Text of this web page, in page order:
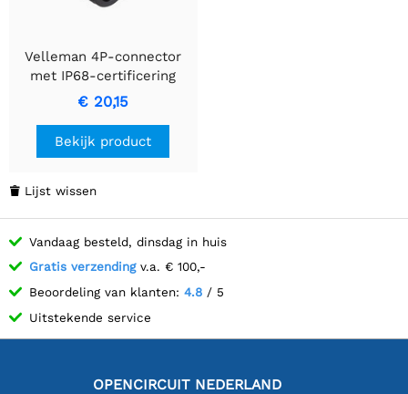
Velleman 4P-connector
met IP68-certificering
voor buiten- en
industrieel gebruik.
€ 20,15
Bekijk product
 Lijst wissen
Vandaag besteld, dinsdag in huis
Gratis verzendingv.a. € 100,-
Beoordeling van klanten: 4.8 / 5
Uitstekende service
OPENCIRCUIT NEDERLAND